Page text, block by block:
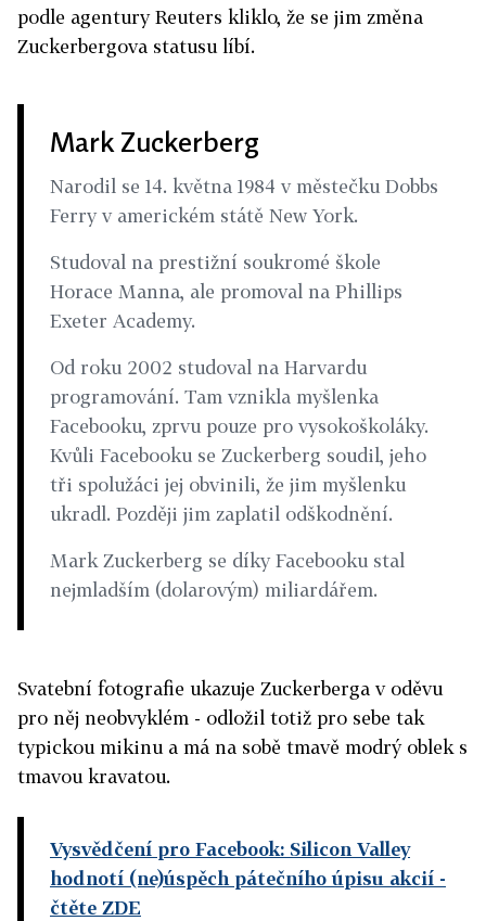
podle agentury Reuters kliklo, že se jim změna
Zuckerbergova statusu líbí.
Mark Zuckerberg
Narodil se 14. května 1984 v městečku Dobbs
Ferry v americkém státě New York.
Studoval na prestižní soukromé škole
Horace Manna, ale promoval na Phillips
Exeter Academy.
Od roku 2002 studoval na Harvardu
programování. Tam vznikla myšlenka
Facebooku, zprvu pouze pro vysokoškoláky.
Kvůli Facebooku se Zuckerberg soudil, jeho
tři spolužáci jej obvinili, že jim myšlenku
ukradl. Později jim zaplatil odškodnění.
Mark Zuckerberg se díky Facebooku stal
nejmladším (dolarovým) miliardářem.
Svatební fotografie ukazuje Zuckerberga v oděvu
pro něj neobvyklém - odložil totiž pro sebe tak
typickou mikinu a má na sobě tmavě modrý oblek s
tmavou kravatou.
Vysvědčení pro Facebook: Silicon Valley
hodnotí (ne)úspěch pátečního úpisu akcií -
čtěte ZDE